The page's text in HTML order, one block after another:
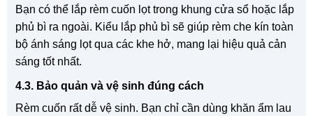
Bạn có thể lắp rèm cuốn lọt trong khung cửa sổ hoặc lắp
phủ bì ra ngoài. Kiểu lắp phủ bì sẽ giúp rèm che kín toàn
bộ ánh sáng lọt qua các khe hở, mang lại hiệu quả cản
sáng tốt nhất.
4.3. Bảo quản và vệ sinh đúng cách
Rèm cuốn rất dễ vệ sinh. Bạn chỉ cần dùng khăn ẩm lau